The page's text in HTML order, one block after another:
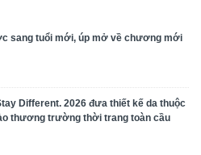
sang tuổi mới, úp mở về chương mới
Different. 2026 đưa thiết kế da thuộc
thương trường thời trang toàn cầu